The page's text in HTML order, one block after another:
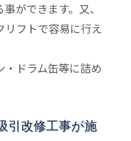
ができます。又、
リフトで容易に行え
ドラム缶等に詰め
引改修工事が施